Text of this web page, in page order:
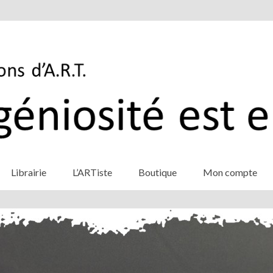
Librairie L’ARTiste Boutique Mon compte